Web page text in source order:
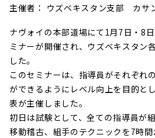
主催者： ウズベキスタン支部 カサ
ナヴォイの本部道場にて1月7日・8
ミナーが開催され、ウズベキスタン
した。
このセミナーは、指導員がそれぞれ
ができるようにレベル向上を目的と
表が主催しました。
初日は試験として、全ての指導員が
移動稽古、組手のテクニックを7時